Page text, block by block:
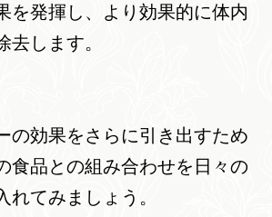
を発揮し、より効果的に体内
去します。
の効果をさらに引き出すため
食品との組み合わせを日々の
れてみましょう。